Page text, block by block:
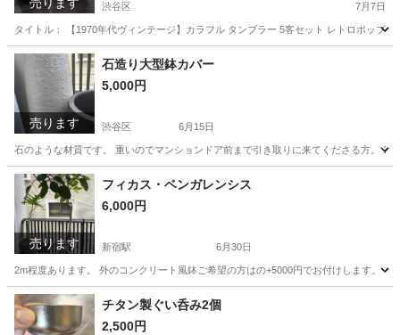
渋谷区 7月7日
タイトル： 【1970年代ヴィンテージ】カラフル タンブラー 5客セット レトロポップ
東京 渋谷区 食器 ヴィンテージ
売ります
石造り大型鉢カバー
5,000円
渋谷区 6月15日
石のような材質です。 重いのでマンションドア前まで引き取りに来てくださる方。 15
東京 渋谷区 家庭用品
売ります
フィカス・ベンガレンシス
6,000円
新宿駅 6月30日
2m程度あります。 外のコンクリート風鉢ご希望の方はの+5000円でお付けします。 フ
東京 渋谷区 新宿駅 家庭用品
チタン製ぐい呑み2個
2,500円